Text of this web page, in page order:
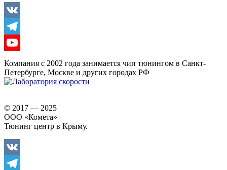
Vkontakte
Telegram
Youtube
Компания с 2002 года занимается чип тюнингом в Санкт-
Петербурге, Москве и других городах РФ
© 2017 — 2025
ООО «Комета»
Тюнинг центр в Крыму.
Vkontakte